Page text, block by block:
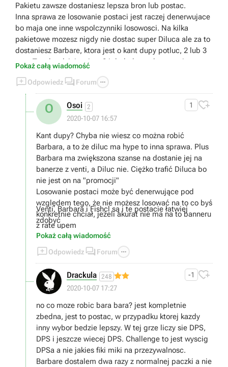
Pakietu zawsze dostaniesz lepsza bron lub postac.
Inna sprawa ze losowanie postaci jest raczej denerwujace
bo maja one inne wspolczynniki losowosci. Na kilka
pakietowe mozesz nigdy nie dostac super Diluca ale za to
dostaniesz Barbare, ktora jest o kant dupy potluc, 2 lub 3
razy. Tym bardziej ze jest 24 dodatkowych postaci.
Pokaż całą wiadomość
Odpowiedz  Forum 
O Osoi 2
2020-10-07 16:57
1 
Kant dupy? Chyba nie wiesz co można robić
Barbara, a to że diluc ma hype to inna sprawa. Plus
Barbara ma zwiększona szanse na dostanie jej na
banerze z venti, a Diluc nie. Ciężko trafić Diluca bo
nie jest on na "promocji"
Losowanie postaci może być denerwujące pod
względem tego, że nie możesz losować na to co byś
konkretnie chciał, jeżeli akurat nie ma na to banneru
z rate upem
Venti, Barbara i Fishcl są i te postacie łatwiej
zdobyć
Pokaż całą wiadomość
Odpowiedz  Forum 
Drackula 248
2020-10-07 17:27
-1 
no co moze robic bara bara? jest kompletnie
zbedna, jest to postac, w przypadku ktorej kazdy
inny wybor bedzie lepszy. W tej grze liczy sie DPS,
DPS i jeszcze wiecej DPS. Challenge to jest wyscig
DPSa a nie jakies fiki miki na przezywalnosc.
Barbare dostalem dwa razy z normalnej paczki a nie